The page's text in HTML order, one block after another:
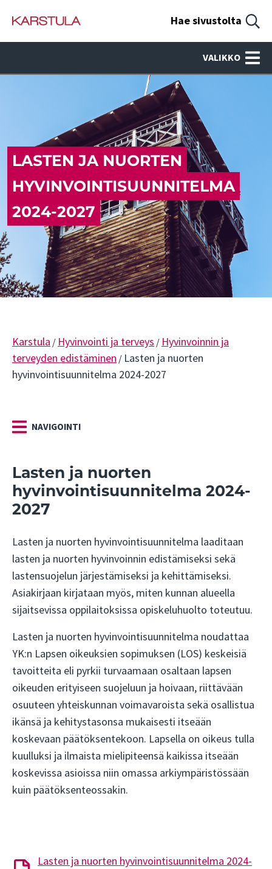
Hae sivustolta
VALIKKO
LASTEN JA NUORTEN
HYVINVOINTISUUNNITELMA
2024-2027
Karstula / Hyvinvointi ja terveys / Hyvinvoinnin ja
terveyden edistäminen / Lasten ja nuorten
hyvinvointisuunnitelma 2024-2027
NAVIGOINTI
Lasten ja nuorten
hyvinvointisuunnitelma 2024-
2027
Lasten ja nuorten hyvinvointisuunnitelma laaditaan
lasten ja nuorten hyvinvoinnin edistämiseksi sekä
lastensuojelun järjestämiseksi ja kehittämiseksi.
Asiakirjaan kirjataan myös, miten kunnan alueella
sijaitsevissa oppilaitoksissa opiskeluhuolto toteutuu.
Lasten ja nuorten hyvinvointisuunnitelma noudattaa
YK:n Lapsen oikeuksien sopimuksen (LOS) keskeisiä
tavoitteita eli pyrkii turvaamaan osaltaan lapsen
oikeuden erityiseen suojeluun ja hoivaan, riittävään
osuuteen yhteiskunnan voimavaroista sekä osallistua
ikänsä ja kehitystasonsa mukaisesti itseään
koskevaan päätöksentekoon. Lapsella on oikeus tulla
kuulluksi ja ilmaista mielipiteensä kaikissa itseään
koskevissa asioissa niin omassa arkiympäristössään
kuin päätöksenteossakin.
Lasten ja nuorten hyvinvointisuunnitelma 2024-